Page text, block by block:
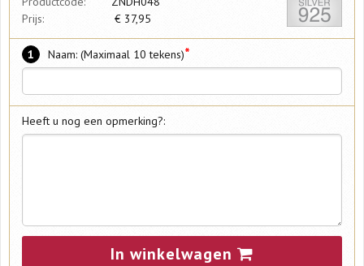
Prijs:
€ 37,95
1 Naam: (Maximaal 10 tekens)*
Heeft u nog een opmerking?:
In winkelwagen